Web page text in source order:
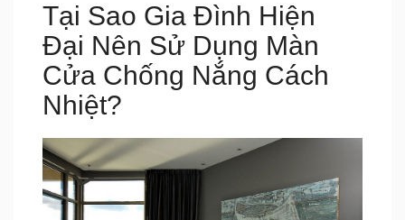
Tại Sao Gia Đình Hiện
Đại Nên Sử Dụng Màn
Cửa Chống Nắng Cách
Nhiệt?